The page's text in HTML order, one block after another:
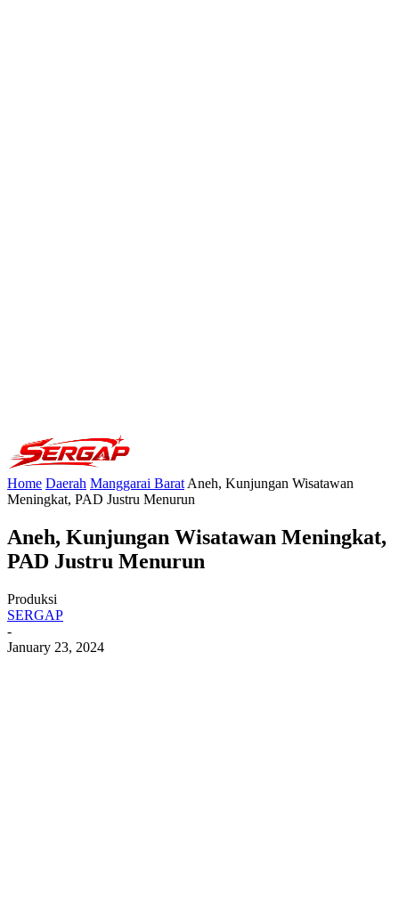
Home Daerah Manggarai Barat Aneh, Kunjungan Wisatawan
Meningkat, PAD Justru Menurun
Aneh, Kunjungan Wisatawan Meningkat,
PAD Justru Menurun
Produksi
SERGAP
-
January 23, 2024